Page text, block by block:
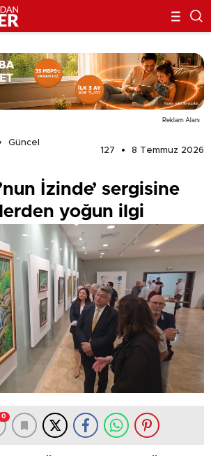
Reklam Alanı
Güncel
127
8 Temmuz 2026
İzinde’ sergisine
yoğun ilgi
0